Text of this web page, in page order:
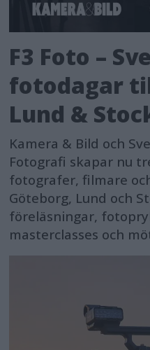
F3 Foto –
fotodagar
Lund &
Kamera & Bild och
Fotografi skapar nu
fotografer, filmare
Göteborg, Lund och
föreläsningar,
masterclasses och